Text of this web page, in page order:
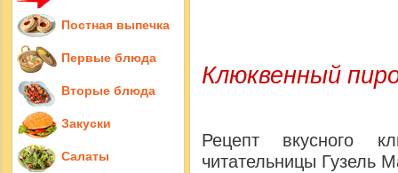
Клюквенный
Рецепт вкусного
читательницы Гузель
Постная выпечка
Первые блюда
Вторые блюда
Закуски
Салаты